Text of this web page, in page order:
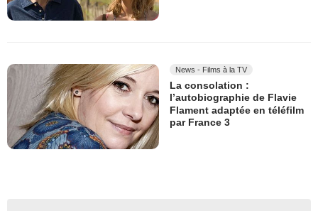
News - Films à la TV
La consolation :
l’autobiographie de Flavie
Flament adaptée en téléfilm
par France 3